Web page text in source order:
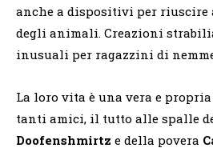
anche a dispositivi per riuscire
degli animali. Creazioni
inusuali per ragazzini di
La loro vita è una vera e
tanti amici, il tutto alle spalle
Doofenshmirtz e della povera